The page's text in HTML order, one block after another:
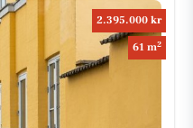
2.395.000 kr
61 m2